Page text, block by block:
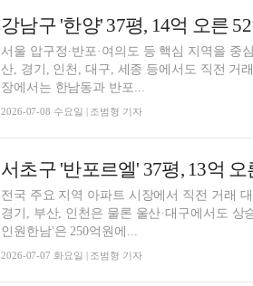
강남구 '한양' 37평, 14억 오른
서울 압구정·반포·여의도 등 핵심 지역을 중
산, 경기, 인천, 대구, 세종 등에서도 직전 거
장에서는 한남동과 반포...
2026-07-08 수요일 | 조범형 기자
서초구 '반포르엘' 37평, 13억
전국 주요 지역 아파트 시장에서 직전 거래
경기, 부산, 인천은 물론 울산·대구에서도
인원한남'은 250억원에...
2026-07-07 화요일 | 조범형 기자